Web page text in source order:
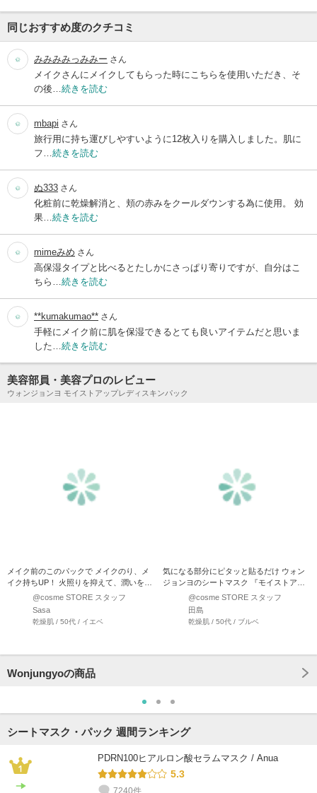
同じおすすめ度のクチコミ
みみみみっみみー さん
メイクさんにメイクしてもらった時にこちらを使用いただき、そ
の後… 続きを読む
mbapi さん
旅行用に持ち運びしやすいように12枚入りを購入しました。肌に
フ… 続きを読む
ぬ333 さん
化粧前に乾燥解消と、頬の赤みをクールダウンする為に使用。 効
果… 続きを読む
mimeみめ さん
高保湿タイプと比べるとたしかにさっぱり寄りですが、自分はこ
ちら… 続きを読む
**kumakumao** さん
手軽にメイク前に肌を保湿できるとても良いアイテムだと思いま
した… 続きを読む
美容部員・美容プロのレビュー
ウォンジョンヨ モイストアップレディスキンパック
メイク前のこのパックで メイクのり、メ
イク持ちUP！ 火照りを抑えて、潤いを与
えて キメ…@cosme STORE スタッフ
Sasa
乾燥肌 / 50代 / イエベ
気になる部分にピタッと貼るだけ ウォン
ジョンヨのシートマスク 『モイストアッ
プレディスキンパック』…
@cosme STORE スタッフ
田島
乾燥肌 / 50代 / ブルベ
Wonjungyoの商品
シートマスク・パック 週間ランキング
PDRN100ヒアルロン酸セラムマスク / Anua
5.3
7240件